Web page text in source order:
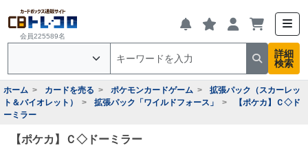
会員225589名
詳細
検索
ホーム カードを売る ポケモンカードゲーム
拡張パック（スカーレッ
ト＆バイオレット）
拡張パック「ワイルドフォース」
【ポケカ】Ｃ◇ド
ーミラー
【ポケカ】Ｃ◇ドーミラー